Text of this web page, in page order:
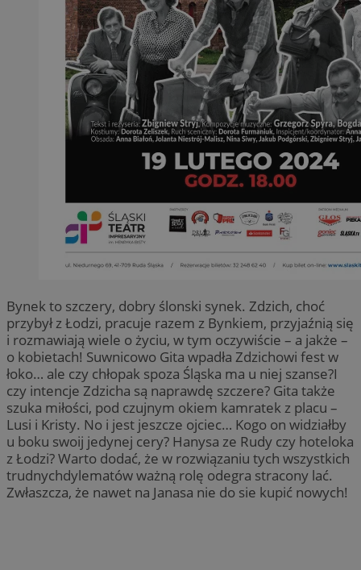
Bynek to szczery, dobry ślonski synek. Zdzich, choć
przybył z Łodzi, pracuje razem z Bynkiem, przyjaźnią się
i rozmawiają wiele o życiu, w tym oczywiście – a jakże –
o kobietach! Suwnicowo Gita wpadła Zdzichowi fest w
łoko… ale czy chłopak spoza Śląska ma u niej szanse?I
czy intencje Zdzicha są naprawdę szczere? Gita także
szuka miłości, pod czujnym okiem kamratek z placu –
Lusi i Kristy. No i jest jeszcze ojciec… Kogo on widziałby
u boku swoij jedynej cery? Hanysa ze Rudy czy hoteloka
z Łodzi? Warto dodać, że w rozwiązaniu tych wszystkich
trudnychdylematów ważną rolę odegra stracony lać.
Zwłaszcza, że nawet na Janasa nie do sie kupić nowych!